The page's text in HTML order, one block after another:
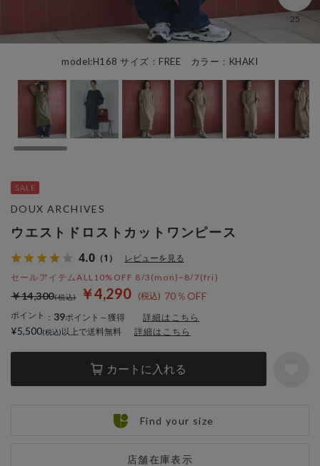
model:H168 サイズ：FREE カラー：KHAKI
25
ウエストドロストカットワンピース
4.0 （1） レビューを見る
セールアイテムALL10%OFF 8/3(mon)~8/7(fri)
￥4,290 70％OFF
￥14,300
ポイント ： 39ポイント～獲得 詳細はこちら
カートに入れる
店舗在庫表示
DOUX ARCHIVES
¥5,500 以上で送料無料 詳細はこちら
Find your size